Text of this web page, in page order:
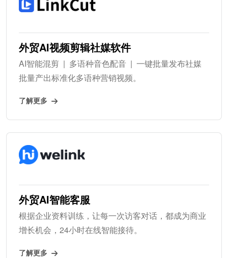
外贸AI视频剪辑社媒软件
AI智能混剪 | 多语种音色配音 | 一键批量发布社媒
批量产出标准化多语种营销视频。
了解更多
外贸AI智能客服
根据企业资料训练，让每一次访客对话，都成为商业
增长机会，24小时在线智能接待。
了解更多